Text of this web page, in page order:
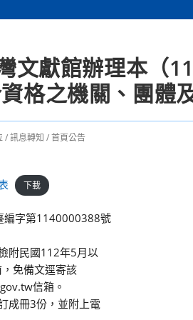
文獻館辦理本（
格之機關、團體
/訊息轉知 /首頁公告
下載
編字第1140000388號
附民國112年5月以
免備文逕寄該
信箱。
成冊3份，並附上電